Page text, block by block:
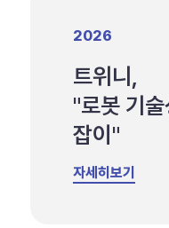
2026
트위니,
"로봇 기
잡이"
자세히보기